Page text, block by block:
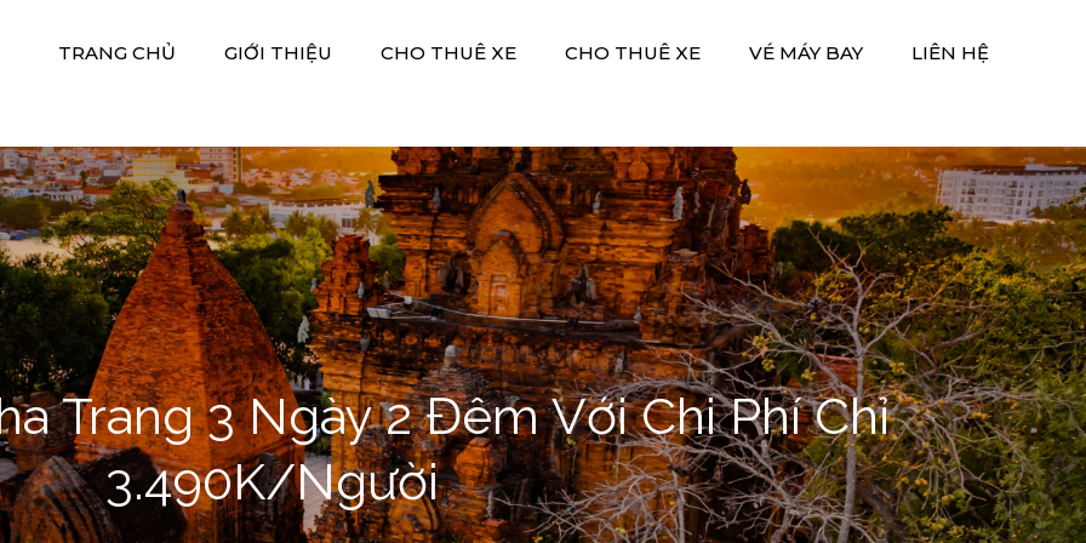
TRANG CHỦ GIỚI THIỆU CHO THUÊ XE CHO THUÊ XE VÉ MÁY BAY LIÊN HỆ
Trang 3 Ngày 2 Đêm Với Chi Phí Chỉ
3.490K/Người